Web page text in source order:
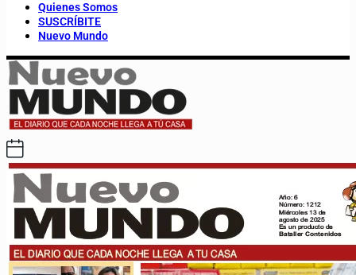
Quienes Somos
SUSCRÍBITE
Nuevo Mundo